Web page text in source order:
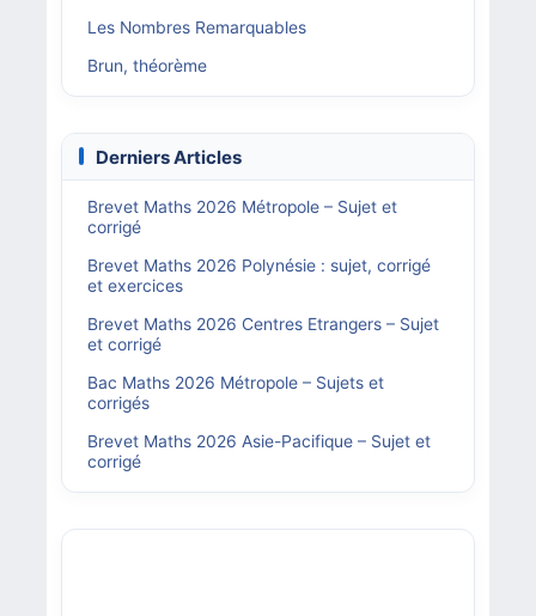
Les Nombres Remarquables
Brun, théorème
Derniers Articles
Brevet Maths 2026 Métropole – Sujet et
corrigé
Brevet Maths 2026 Polynésie : sujet, corrigé
et exercices
Brevet Maths 2026 Centres Etrangers – Sujet
et corrigé
Bac Maths 2026 Métropole – Sujets et
corrigés
Brevet Maths 2026 Asie-Pacifique – Sujet et
corrigé